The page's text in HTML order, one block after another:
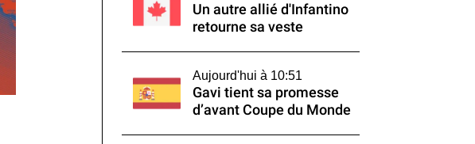
Un autre allié d'Infantino
retourne sa veste
Aujourd'hui à 10:51
Gavi tient sa promesse
d’avant Coupe du Monde